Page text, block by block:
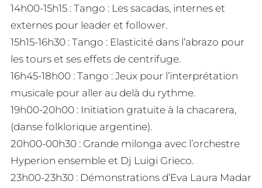
14h00-15h15 : Tango : Les sacadas, internes et
externes pour leader et follower.
15h15-16h30 : Tango : Elasticité dans l’abrazo pour
les tours et ses effets de centrifuge.
16h45-18h00 : Tango : Jeux pour l’interprétation
musicale pour aller au delà du rythme.
19h00-20h00 : Initiation gratuite à la chacarera,
(danse folklorique argentine).
20h00-00h30 : Grande milonga avec l’orchestre
Hyperion ensemble et Dj Luigi Grieco.
23h00-23h30 : Démonstrations d’Eva Laura Madar